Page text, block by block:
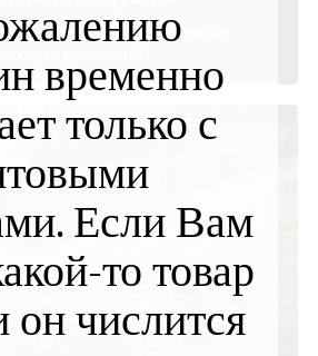
доступной цене. Резюме
временно
только с
Если Вам
то товар
он числится